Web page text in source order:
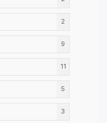
2
9
11
5
3